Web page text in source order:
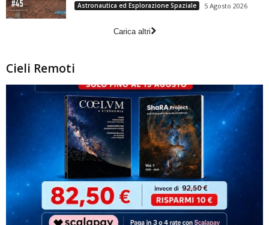
Astronautica ed Esplorazione Spaziale 5 Agosto 2026
Carica altri
Cieli Remoti